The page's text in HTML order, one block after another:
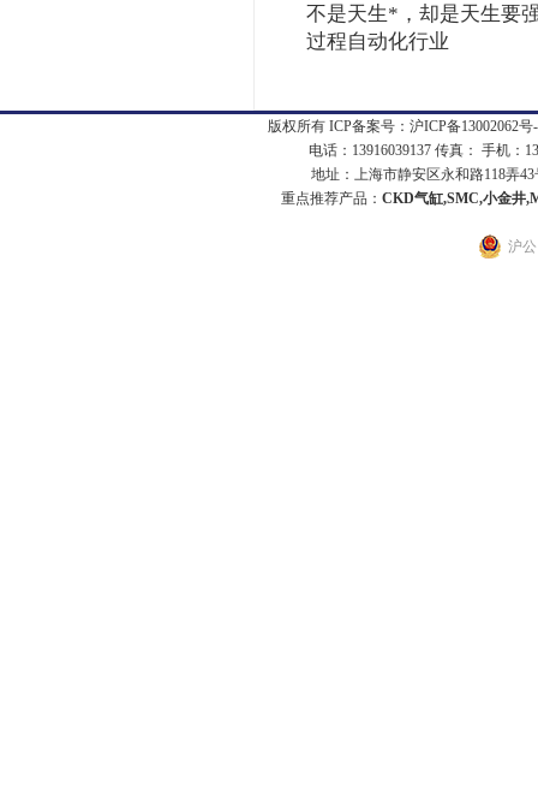
不是天生*，却是天生要
过程自动化行业
版权所有 ICP备案号： 沪ICP备13002062号
电话：13916039137 传真： 手机：
地址：上海市静安区永和路118弄43
重点推荐产品： CKD气缸,SMC,小金井
沪公